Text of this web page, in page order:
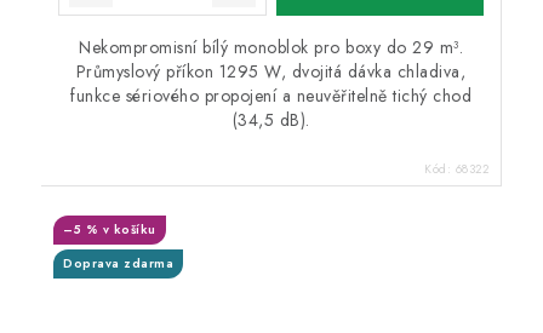
Nekompromisní bílý monoblok pro boxy do 29 m³.
Průmyslový příkon 1295 W, dvojitá dávka chladiva,
funkce sériového propojení a neuvěřitelně tichý chod
(34,5 dB).
Kód: 68322
Doprava zdarma
–5 % v košíku